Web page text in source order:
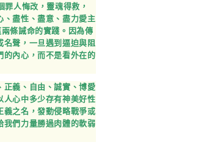
人悔改，靈魂得救，
、盡性、盡意、盡力愛主
條誡命的實踐。因為傳
名聲，一旦遇到逼迫與阻
的內心，而不是看外在的
正義、自由、誠實、博愛
人心中多少存有神美好性
義之名，發動侵略戰爭或
我們力量勝過肉體的軟弱